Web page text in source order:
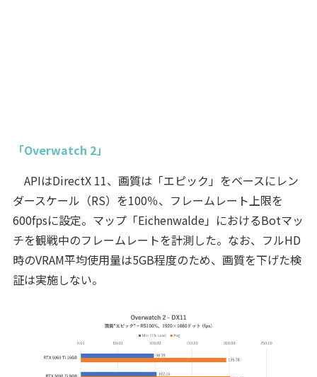
「Overwatch 2」
APIはDirectX 11、画質は「エピック」をベースにレン
ダースケール（RS）を100％、フレームレート上限を
600fpsに設定。マップ「Eichenwalde」におけるBotマッ
チを観戦中のフレームレートを計測した。なお、フルHD
時のVRAM平均使用量は5GB程度のため、画質を下げた検
証は実施しない。